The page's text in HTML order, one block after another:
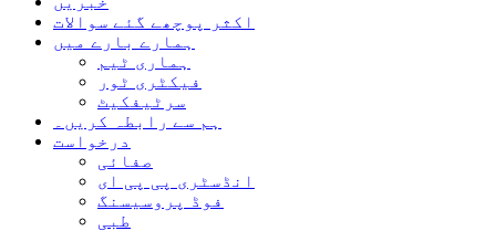
اکثر پوچھے گئے سوالات
ہمارے بارے میں
ہماری ٹیم
فیکٹری ٹور
سرٹیفکیٹ
ہم سے رابطہ کریں۔
درخواست
صفائی
انڈسٹری پی پی ای
فوڈ پروسیسنگ
طبی